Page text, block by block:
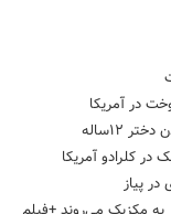
در آمریکا
۱۲ساله
کلرادو آمریکا
پیاز